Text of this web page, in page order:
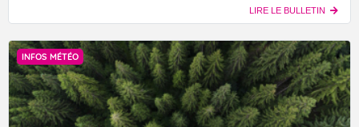
LIRE LE BULLETIN
INFOS MÉTÉO